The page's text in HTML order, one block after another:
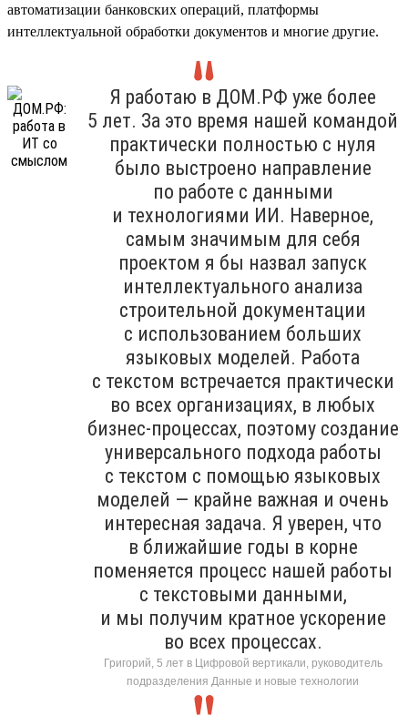
автоматизации банковских операций, платформы
интеллектуальной обработки документов и многие другие.
Я работаю в ДОМ.РФ уже более
5 лет. За это время нашей командой
практически полностью с нуля
было выстроено направление
по работе с данными
и технологиями ИИ. Наверное,
самым значимым для себя
проектом я бы назвал запуск
интеллектуального анализа
строительной документации
с использованием больших
языковых моделей. Работа
с текстом встречается практически
во всех организациях, в любых
бизнес-процессах, поэтому создание
универсального подхода работы
с текстом с помощью языковых
моделей — крайне важная и очень
интересная задача. Я уверен, что
в ближайшие годы в корне
поменяется процесс нашей работы
с текстовыми данными,
и мы получим кратное ускорение
во всех процессах.
Григорий, 5 лет в Цифровой вертикали, руководитель
подразделения Данные и новые технологии